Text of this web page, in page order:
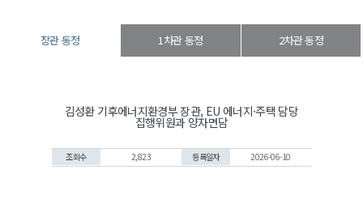
장관 동정 1차관 동정 2차관 동정
김성환 기후에너지환경부 장관, EU 에너지·주택 담당
집행위원과 양자면담
조회수 2,823 등록일자 2026-06-10